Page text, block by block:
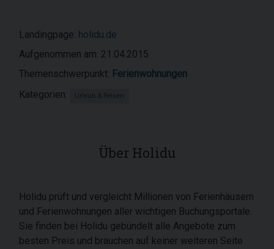
Landingpage: holidu.de
Aufgenommen am: 21.04.2015
Themenschwerpunkt: Ferienwohnungen
Kategorien:
Urlaub & Reisen
Über Holidu
Holidu prüft und vergleicht Millionen von Ferienhäusern
und Ferienwohnungen aller wichtigen Buchungsportale.
Sie finden bei Holidu gebündelt alle Angebote zum
besten Preis und brauchen auf keiner weiteren Seite